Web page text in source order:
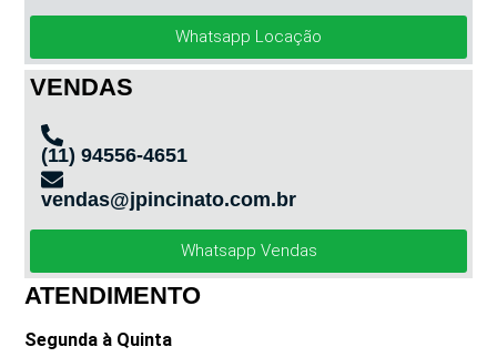
Whatsapp Locação
VENDAS
(11) 94556-4651
vendas@jpincinato.com.br
Whatsapp Vendas
ATENDIMENTO
Segunda à Quinta